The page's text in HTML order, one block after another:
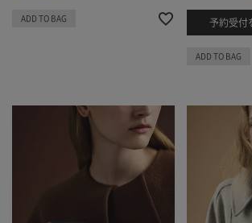
ADD TO BAG 予約受付
ADD TO BAG